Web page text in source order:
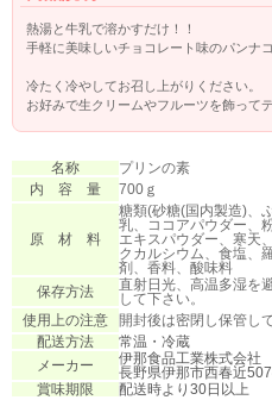
熱湯と牛乳で溶かすだけ！！
手軽に美味しいチョコレート味のパンナ
冷たく冷やしてお召し上がりください。
お好みで生クリームやフルーツを飾って
名称
プリンの素
内 容 量
700ｇ
原 材 料
糖類(砂糖(国内製造)、
乳、ココアパウダー、
エキスパウダー、寒天
クカルシウム、食塩、
剤、香料、酸味料
保存方法
直射日光、高温多湿を
して下さい。
使用上の注意
開封後は密閉し保管し
配送方法
常温・冷蔵
メーカー
伊那食品工業株式会社
長野県伊那市西春近
賞味期限
配送時より30日以上